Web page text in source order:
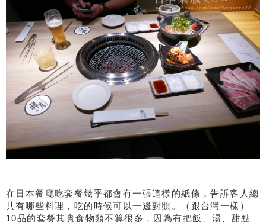
在日本餐廳吃套餐幾乎都會有一張這樣的紙條，告訴客人總
共有哪些料理，吃的時候可以一邊對照。（跟台灣一樣）
10品的套餐其實食物類不算很多，因為有把飯、湯、甜點